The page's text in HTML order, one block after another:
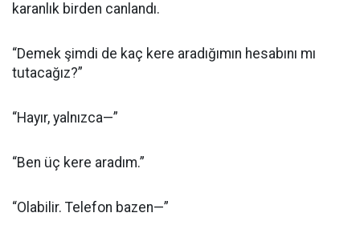
karanlık birden canlandı.
“Demek şimdi de kaç kere aradığımın hesabını mı
tutacağız?”
“Hayır, yalnızca—”
“Ben üç kere aradım.”
“Olabilir. Telefon bazen—”